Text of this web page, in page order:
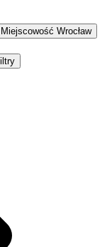
Miejscowość Wrocław